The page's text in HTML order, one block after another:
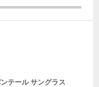
テール サングラス